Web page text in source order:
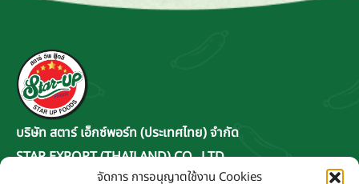
จัดการ การอนุญาตใช้งาน Cookies
บริษัท สตาร์ เอ็กซ์พอร์ท (ประเทศไทย) จำกัด
STAR EXPORT (THAILAND) CO., LTD.